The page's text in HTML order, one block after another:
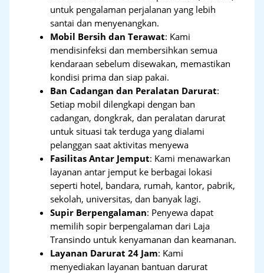
untuk pengalaman perjalanan yang lebih
santai dan menyenangkan.
Mobil Bersih dan Terawat: Kami
mendisinfeksi dan membersihkan semua
kendaraan sebelum disewakan, memastikan
kondisi prima dan siap pakai.
Ban Cadangan dan Peralatan Darurat:
Setiap mobil dilengkapi dengan ban
cadangan, dongkrak, dan peralatan darurat
untuk situasi tak terduga yang dialami
pelanggan saat aktivitas menyewa
Fasilitas Antar Jemput: Kami menawarkan
layanan antar jemput ke berbagai lokasi
seperti hotel, bandara, rumah, kantor, pabrik,
sekolah, universitas, dan banyak lagi.
Supir Berpengalaman: Penyewa dapat
memilih sopir berpengalaman dari Laja
Transindo untuk kenyamanan dan keamanan.
Layanan Darurat 24 Jam: Kami
menyediakan layanan bantuan darurat